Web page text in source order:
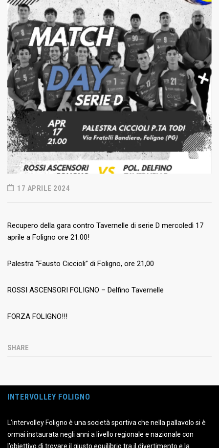
17 APRILE 2024
Recupero della gara contro Tavernelle di serie D mercoledì 17
aprile a Foligno ore 21.00!
Palestra “Fausto Ciccioli” di Foligno, ore 21,00
ROSSI ASCENSORI FOLIGNO – Delfino Tavernelle
FORZA FOLIGNO!!!
SHARE
INTERVOLLEY FOLIGNO
L’intervolley Foligno è una società sportiva che nella pallavolo si è
ormai instaurata negli anni a livello regionale e nazionale con
l’obiettivo di trovare il giusto equilibrio tra il divertimento e la